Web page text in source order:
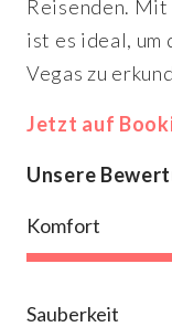
Reisenden.
ist es ideal, um
Vegas zu
Jetzt auf
Unsere
Komfort
Sauberkeit